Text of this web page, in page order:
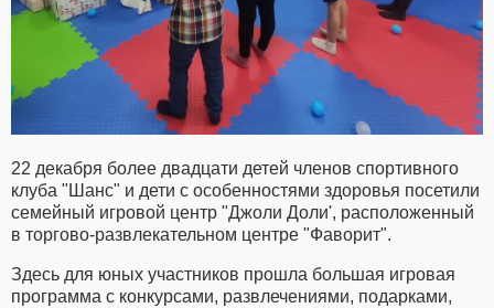
22 декабря более двадцати детей членов спортивного
клуба "Шанс" и дети с особенностями здоровья посетили
семейный игровой центр "Джоли Доли', расположенный
в торгово-развлекательном центре "Фаворит".
Здесь для юных участников прошла большая игровая
программа с конкурсами, развлечениями, подарками,